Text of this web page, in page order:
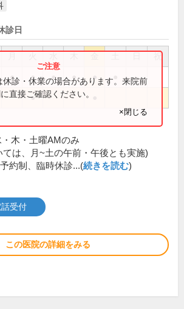
診日
祝
● ● ● ● ●
●
休診・休業の場合があります。来院前
直接ご確認ください。
×閉じる
・木・土曜AMのみ
ては、月~土の午前・午後とも実施)
約制、臨時休診...(続きを読む)
受付
この医院の詳細をみる